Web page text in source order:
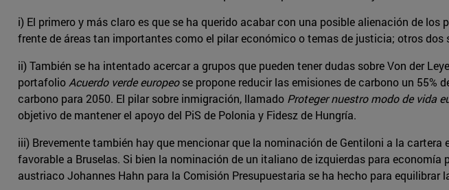
i) El primero y más claro es que se ha querido acabar con una posible alienación de
frente de áreas tan importantes como el pilar económico o temas de justicia; otros
ii) También se ha intentado acercar a grupos que pueden tener dudas sobre Von der
portafolioAcuerdo verde europeose propone reducir las emisiones de carbono un 55%
carbono para 2050. El pilar sobre inmigración, llamado Proteger nuestro modo de vida
objetivo de mantener el apoyo del PiS de Polonia y Fidesz de Hungría.
iii) Brevemente también hay que mencionar que la nominación de Gentiloni a la
favorable a Bruselas. Si bien la nominación de un italiano de izquierdas para
austriaco Johannes Hahn para la Comisión Presupuestaria se ha hecho para equilibrar